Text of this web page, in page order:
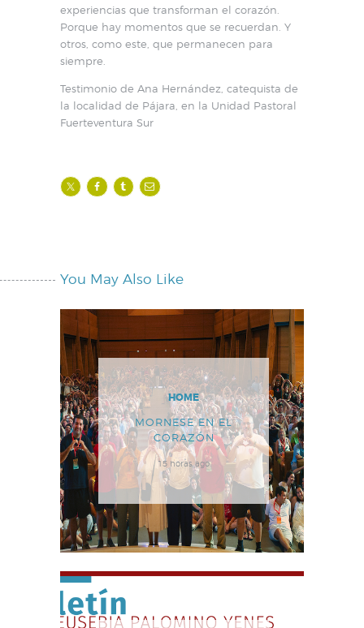
experiencias que transforman el corazón.
Porque hay momentos que se recuerdan. Y
otros, como este, que permanecen para
siempre.
Testimonio de Ana Hernández, catequista de
la localidad de Pájara, en la Unidad Pastoral
Fuerteventura Sur
You May Also Like
HOME
MORNESE EN EL
CORAZÓN
15 horas ago